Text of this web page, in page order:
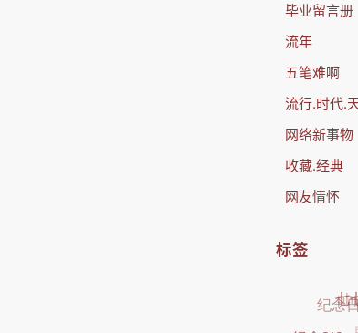
毕业留言册
流年
五笔难啊
流行.时代.
网络新事物
收藏.经典
网友情怀
标签
民
纪念